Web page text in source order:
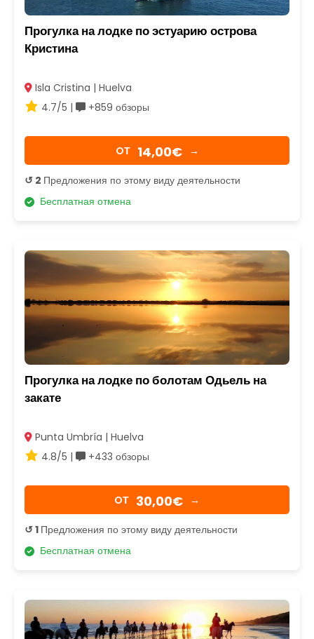
Прогулка на лодке по эстуарию острова
Кристина
Isla Cristina | Huelva
4.7/5 |
+859 обзоры
OТ 14,00€ →
↺ 2 Предложения по этому виду деятельности
Бесплатная отмена
Прогулка на лодке по болотам Одьель на
закате
Punta Umbría | Huelva
4.8/5 |
+433 обзоры
OТ 30,00€ →
↺ 1 Предложения по этому виду деятельности
Бесплатная отмена